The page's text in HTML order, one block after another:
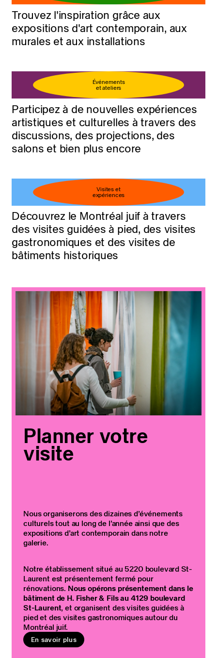
Trouvez l'inspiration grâce aux
expositions d'art contemporain, aux
murales et aux installations
Événements
et ateliers
Participez à de nouvelles expériences
artistiques et culturelles à travers des
discussions, des projections, des
salons et bien plus encore
Visites et
expériences
Découvrez le Montréal juif à travers
des visites guidées à pied, des visites
gastronomiques et des visites de
bâtiments historiques
Planner votre
visite
Nous organiserons des dizaines d’événements
culturels tout au long de l’année ainsi que des
expositions d’art contemporain dans notre
galerie.
Notre établissement situé au 5220 boulevard St-
Laurent est présentement fermé pour
rénovations. Nous opérons présentement dans le
bâtiment de H. Fisher & Fils au 4129 boulevard
St-Laurent, et organisent des visites guidées à
pied et des visites gastronomiques autour du
Montréal juif.
En savoir plus